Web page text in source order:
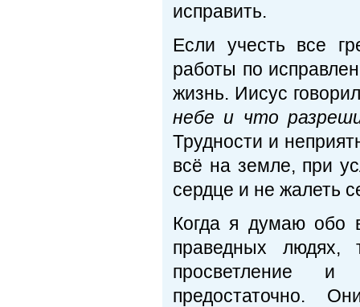
исправить.
Если учесть все
работы по
жизнь. Иисус
небе и что
Трудности и
всё на земле, при
сердце и не жалеть
Когда я думаю обо
праведных
просветление и
предостаточно.